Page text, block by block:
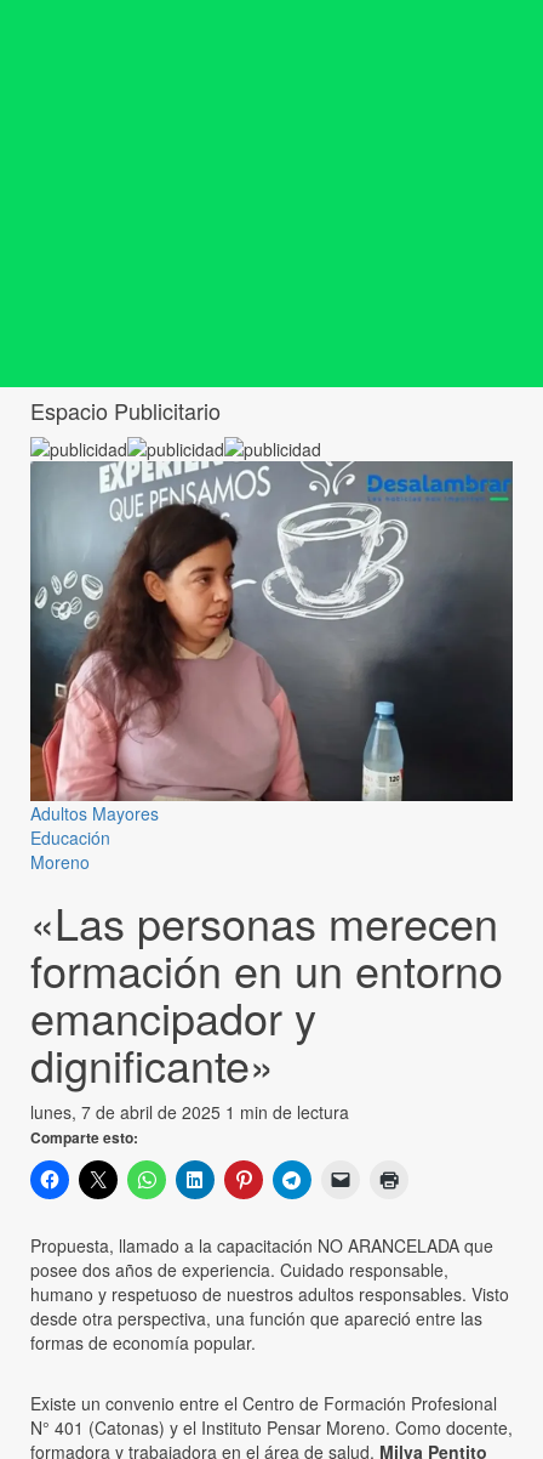
Espacio Publicitario
Adultos Mayores
Educación
Moreno
«Las personas merecen
formación en un entorno
emancipador y
dignificante»
lunes, 7 de abril de 2025 1 min de lectura
Comparte esto:
Propuesta, llamado a la capacitación NO ARANCELADA que
posee dos años de experiencia. Cuidado responsable,
humano y respetuoso de nuestros adultos responsables. Visto
desde otra perspectiva, una función que apareció entre las
formas de economía popular.
Existe un convenio entre el Centro de Formación Profesional
N° 401 (Catonas) y el Instituto Pensar Moreno. Como docente,
formadora y trabajadora en el área de salud, Milva Pentito